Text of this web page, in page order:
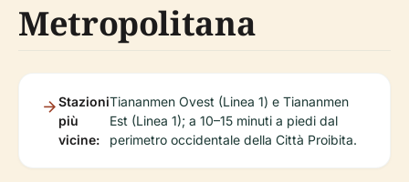
Metropolitana
Stazioni
più
vicine:
Tiananmen Ovest (Linea 1) e Tiananmen
Est (Linea 1); a 10–15 minuti a piedi dal
perimetro occidentale della Città Proibita.